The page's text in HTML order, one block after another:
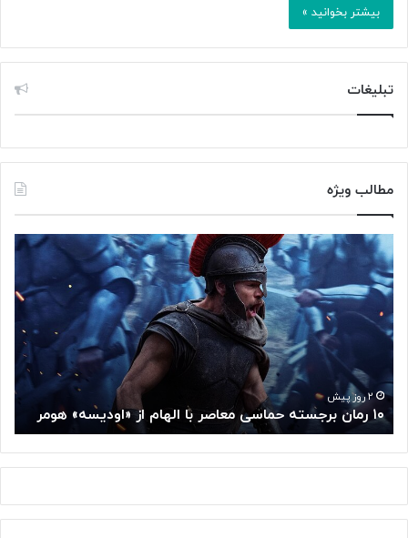
بیشتر بخوانید »
تبلیغات
مطالب ویژه
م
غ
م
ف
ک
و
گ
ل
ا
مغز متفکر